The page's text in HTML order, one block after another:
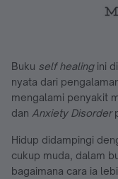
Buku self healingini
nyata dari
mengalami penyakit
dan Anxiety Disorder
Hidup didampingi
cukup muda, dalam
bagaimana cara ia